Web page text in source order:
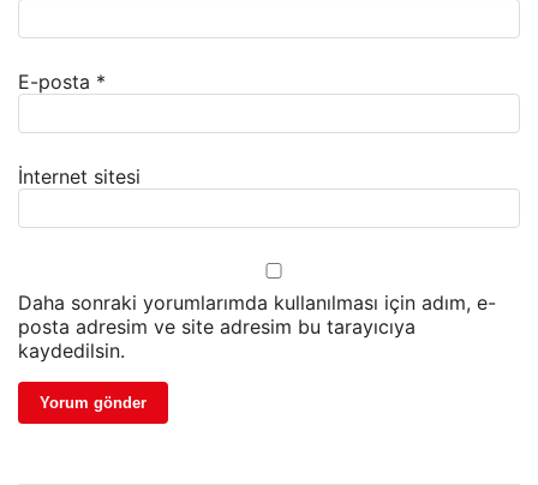
E-posta *
İnternet sitesi
Daha sonraki yorumlarımda kullanılması için adım, e-
posta adresim ve site adresim bu tarayıcıya
kaydedilsin.